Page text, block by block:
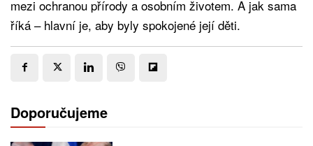
mezi ochranou přírody a osobním životem. A jak sama
říká – hlavní je, aby byly spokojené její děti.
Doporučujeme